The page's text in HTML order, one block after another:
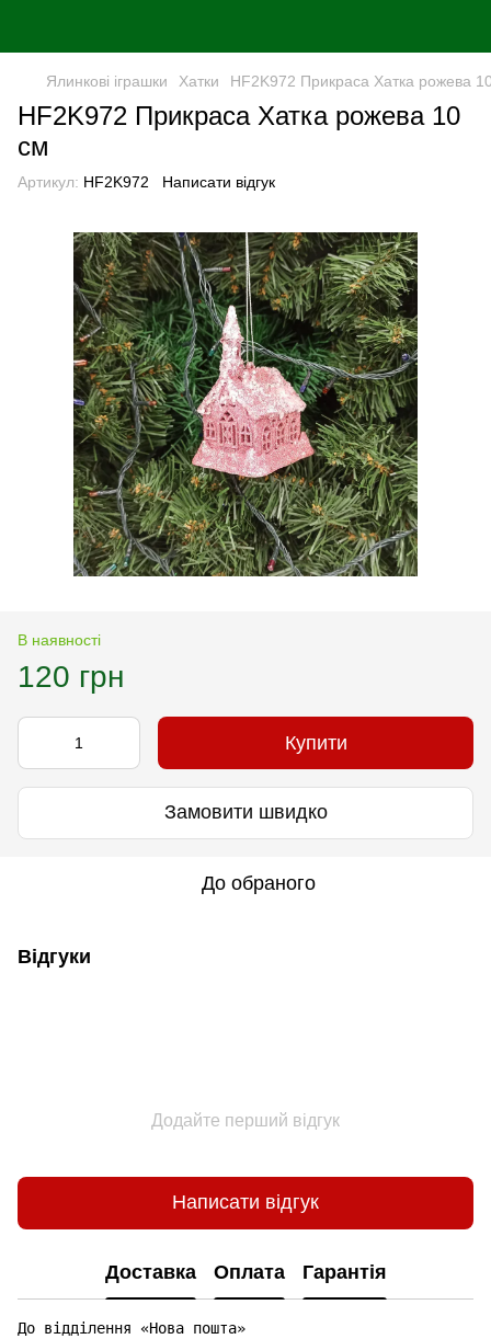
Ялинковi iграшки Хатки HF2K972 Прикраса Хатка рожева
HF2K972 Прикраса Хатка рожева 10
см
Артикул: HF2K972 Написати відгук
В наявності
120 грн
Купити
Замовити швидко
До обраного
Відгуки
Додайте перший відгук
Написати відгук
Доставка Оплата Гарантія
До відділення «Нова пошта»